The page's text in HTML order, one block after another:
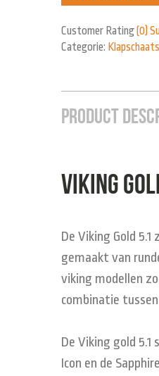
Customer Rating (0)
Categorie:
Product
Viking
De Viking Gold
gemaakt van
viking modellen
combinatie
De Viking gold
Icon en de